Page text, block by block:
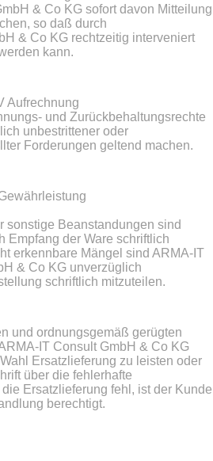
& Co KG sofort davon Mitteilung
so daß durch
& Co KG rechtzeitig interveniert
kann.
Aufrechnung
und Zurückbehaltungsrechte
unbestrittener oder
Forderungen geltend machen.
sonstige Beanstandungen sind
Empfang der Ware schriftlich
erkennbare Mängel sind ARMA-IT
& Co KG unverzüglich
schriftlich mitzuteilen.
und ordnungsgemäß gerügten
IT Consult GmbH & Co KG
Ersatzlieferung zu leisten oder
über die fehlerhafte
Ersatzlieferung fehl, ist der Kunde
berechtigt.